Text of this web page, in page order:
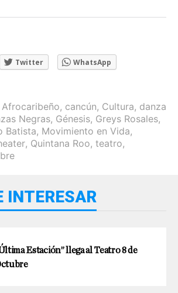
Twitter WhatsApp
Afrocaribeño, cancún, Cultura, danza
Negras, Génesis, Greys Rosales,
Batista, Movimiento en Vida,
, Quintana Roo, teatro,
INTERESAR
Estación” llega al Teatro 8 de